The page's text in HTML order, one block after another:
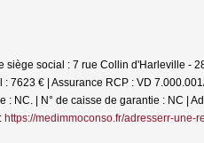
social : 7 rue Collin d'Harleville -
7623 € | Assurance RCP : VD
| N° de caisse de garantie : NC |
https://medimmoconso.fr/adresserr-une-